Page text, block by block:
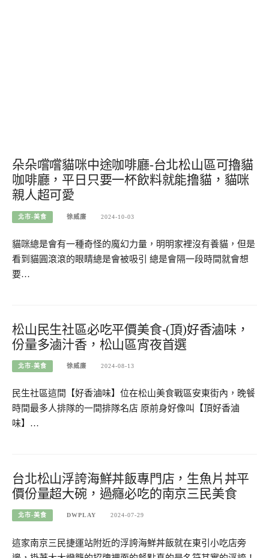
朵朵嚐嚐貓咪中途咖啡廳-台北松山區可擼貓
咖啡廳，平日只要一杯飲料就能撸貓，貓咪
親人超可愛
北市-美食 徐威廉 2024-10-03
貓咪總是會有一種奇怪的魔幻力量，明明家裡沒有養貓，但是
看到貓圓滾滾的眼睛總是會被吸引 總是會隔一段時間就會想
要…
松山民生社區必吃平價美食-(頂)好香滷味，
份量多滷汁香，松山區宵夜首選
北市-美食 徐威廉 2024-08-13
民生社區這間【好香滷味】位在松山美食戰區安東街內，晚餐
時間最多人排隊的一間排隊名店 原前身好像叫【頂好香滷
味】…
台北松山浮誇海鮮丼飯專門店，生魚片丼平
價份量超大碗，過癮必吃的南京三民美食
北市-美食 DWPLAY 2024-07-29
這家南京三民捷運站附近的浮誇海鮮丼飯就在東引小吃店旁